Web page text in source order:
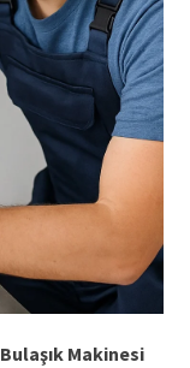
Bulaşık Makinesi